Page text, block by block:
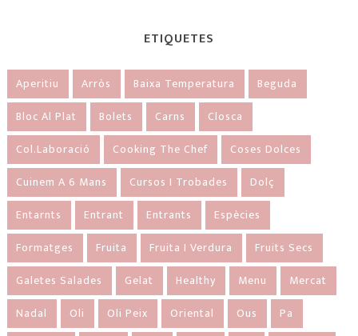
ETIQUETES
Aperitiu Arròs Baixa Temperatura
Beguda
Bloc Al Plat
Bolets Carns
Closca
Col.laboració
Cooking The Chef
Coses Dolces
Cuinem A 6 Mans
Cursos I Trobades
Dolç
Entarnts
Entrant Entrants
Espècies
Formatges
Fruita Fruita I Verdura
Fruits Secs
Galetes Salades
Gelat Healthy Menu
Mercat
Nadal
Oli Oli Peix Oriental Ous
Pa